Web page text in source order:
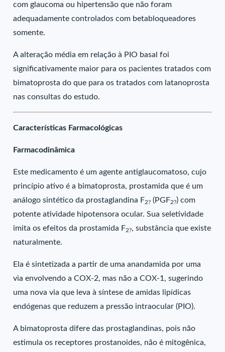
com glaucoma ou hipertensão que não foram
adequadamente controlados com betabloqueadores
somente.
A alteração média em relação à PIO basal foi
significativamente maior para os pacientes tratados com
bimatoprosta do que para os tratados com latanoprosta
nas consultas do estudo.
Características Farmacológicas
Farmacodinâmica
Este medicamento é um agente antiglaucomatoso, cujo
princípio ativo é a bimatoprosta, prostamida que é um
análogo sintético da prostaglandina F2? (PGF2?) com
potente atividade hipotensora ocular. Sua seletividade
imita os efeitos da prostamida F2?, substância que existe
naturalmente.
Ela é sintetizada a partir de uma anandamida por uma
via envolvendo a COX-2, mas não a COX-1, sugerindo
uma nova via que leva à síntese de amidas lipídicas
endógenas que reduzem a pressão intraocular (PIO).
A bimatoprosta difere das prostaglandinas, pois não
estimula os receptores prostanoides, não é mitogênica,